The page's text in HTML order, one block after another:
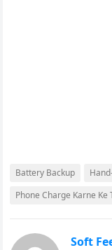
Battery Backup
Phone Charge Karne Ke
Soft